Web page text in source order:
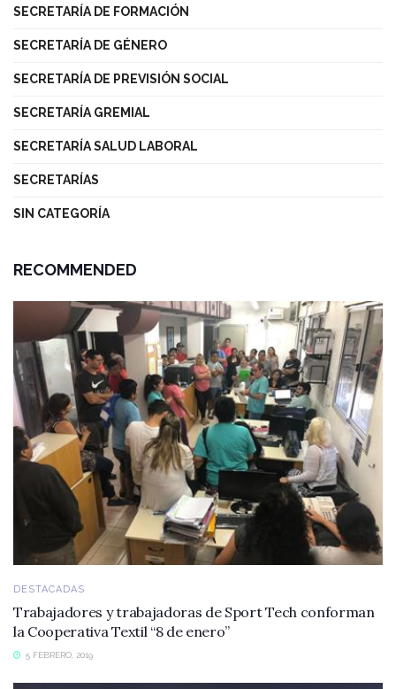
SECRETARÍA DE FORMACIÓN
SECRETARÍA DE GÉNERO
SECRETARÍA DE PREVISIÓN SOCIAL
SECRETARÍA GREMIAL
SECRETARÍA SALUD LABORAL
SECRETARÍAS
SIN CATEGORÍA
RECOMMENDED
DESTACADAS
Trabajadores y trabajadoras de Sport Tech conforman
la Cooperativa Textil “8 de enero”
5 FEBRERO, 2019